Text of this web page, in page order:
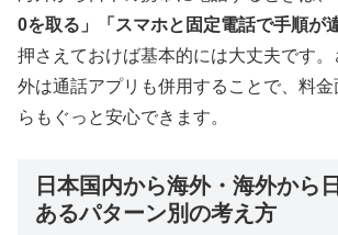
0を取る」「スマホと固定電話で手順が
押さえておけば基本的には大丈夫です
外は通話アプリも併用することで、料
らもぐっと安心できます。
日本国内から海外・海外から
あるパターン別の考え方